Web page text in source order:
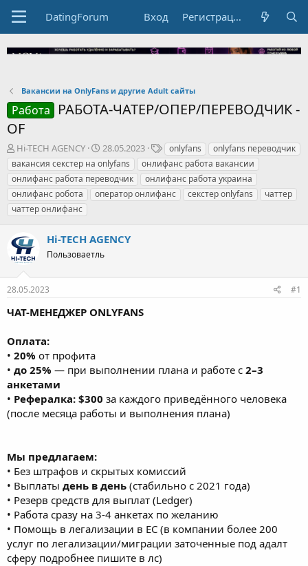
DatingForum Вход Регистрация
Вакансии на OnlyFans и другие Adult сайты
Работа
РАБОТА-ЧАТЕР/ОПЕР/ПЕРЕВОДЧИК -
OF
А
в
т
о
р
т
м
ы
Hi-TECH AGENCY
Д
а
т
а
н
а
л
а
28.05.2023
Т
е
г
и
onlyfans
onlyfans переводчик
вакансия секстер на onlyfans
онлифанс работа вакансии
онлифанс работа переводчик
онлифанс работа украина
онлифанс робота
оператор онлифанс секстер onlyfans
чаттер
чаттер онлифанс
Hi-TECH AGENCY
Пользоваетль
28.05.2023 #1
ЧАТ-МЕНЕДЖЕР ONLYFANS
Оплата:
• 20% от профита
• до 25% — при выполнении плана и работе с 2–3
анкетами
• Рефералка: $300 за каждого приведённого человека
(после месяца работы и выполнения плана)
Мы предлагаем:
• Без штрафов и скрытых комиссий
• Выплаты день в день (стабильно с 2021 года)
• Резерв средств для выплат (Ledger)
• Работа сразу на 3-4 анкетах по желанию
• Помощь в легализации в ЕС (в компании более 200
услуг по легализации/миграции заточенные под адалт
сферу подробнее пишите в лс)